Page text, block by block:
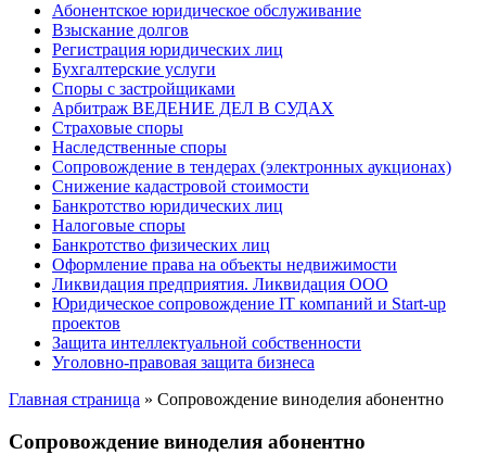
Абонентское юридическое обслуживание
Взыскание долгов
Регистрация юридических лиц
Бухгалтерские услуги
Споры с застройщиками
Арбитраж ВЕДЕНИЕ ДЕЛ В СУДАХ
Страховые споры
Наследственные споры
Сопровождение в тендерах (электронных аукционах)
Снижение кадастровой стоимости
Банкротство юридических лиц
Налоговые споры
Банкротство физических лиц
Оформление права на объекты недвижимости
Ликвидация предприятия. Ликвидация ООО
Юридическое сопровождение IT компаний и Start-up
проектов
Защита интеллектуальной собственности
Уголовно-правовая защита бизнеса
Главная страница » Сопровождение виноделия абонентно
Сопровождение виноделия абонентно